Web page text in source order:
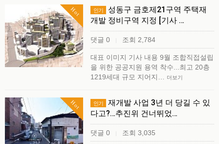
Hot 인기
성동구 금호제21구역 주택재
개발 정비구역 지정 [기사 …
댓글 0 조회 2,784
대표 이미지 기사 내용 9월 조합직접설립
을 위한 공공지원 용역 착수...최고 20층
1219세대 규모 지어지… 더보기
Hot 인기
재개발 사업 3년 더 당길 수 있
다고?…추진위 건너뛰었…
댓글 0 조회 3,035